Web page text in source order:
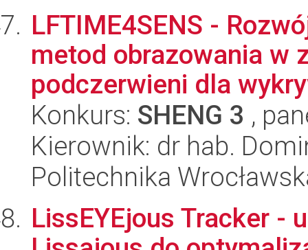
LFTIME4SENS -
metod obrazowania w
podczerwieni dla
Konkurs: SHENG 3 ,
Kierownik: dr hab.
Politechnika
LissEYEjous Tracker -